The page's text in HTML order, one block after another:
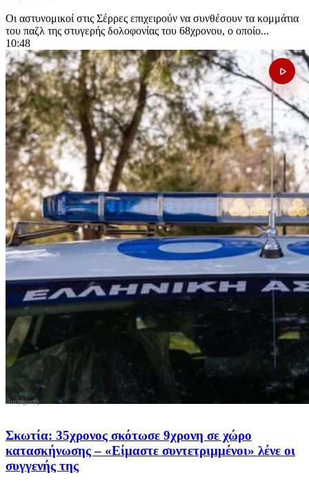
Οι αστυνομικοί στις Σέρρες επιχειρούν να συνθέσουν τα κομμάτια
του παζλ της στυγερής δολοφονίας του 68χρονου, ο οποίο...
10:48
Σκωτία: 35χρονος σκότωσε 9χρονη σε χώρο
κατασκήνωσης – «Είμαστε συντετριμμένοι» λένε οι
συγγενής της